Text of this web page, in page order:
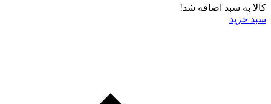
کالا به سبد اضافه شد!
سبد خرید